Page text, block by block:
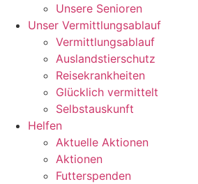
Unsere Senioren
Unser Vermittlungsablauf
Vermittlungsablauf
Auslandstierschutz
Reisekrankheiten
Glücklich vermittelt
Selbstauskunft
Helfen
Aktuelle Aktionen
Aktionen
Futterspenden